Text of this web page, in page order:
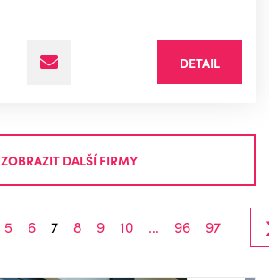
DETAIL
ZOBRAZIT DALŠÍ FIRMY
5 6 7 8 9 10 ... 96 97